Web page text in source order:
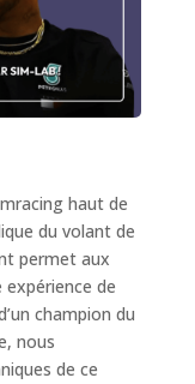
haut de
du volant de
permet aux
expérience de
champion du
nous
de ce